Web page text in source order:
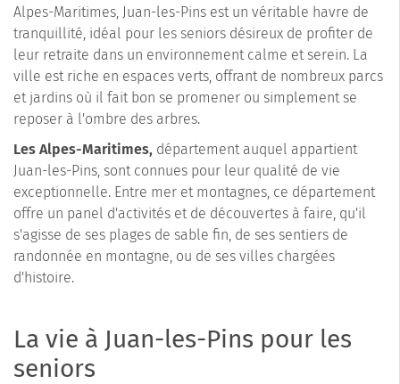
Alpes-Maritimes, Juan-les-Pins est un véritable havre de
tranquillité, idéal pour les seniors désireux de profiter de
leur retraite dans un environnement calme et serein. La
ville est riche en espaces verts, offrant de nombreux parcs
et jardins où il fait bon se promener ou simplement se
reposer à l'ombre des arbres.
Les Alpes-Maritimes, département auquel appartient
Juan-les-Pins, sont connues pour leur qualité de vie
exceptionnelle. Entre mer et montagnes, ce département
offre un panel d'activités et de découvertes à faire, qu'il
s'agisse de ses plages de sable fin, de ses sentiers de
randonnée en montagne, ou de ses villes chargées
d'histoire.
La vie à Juan-les-Pins pour les
seniors